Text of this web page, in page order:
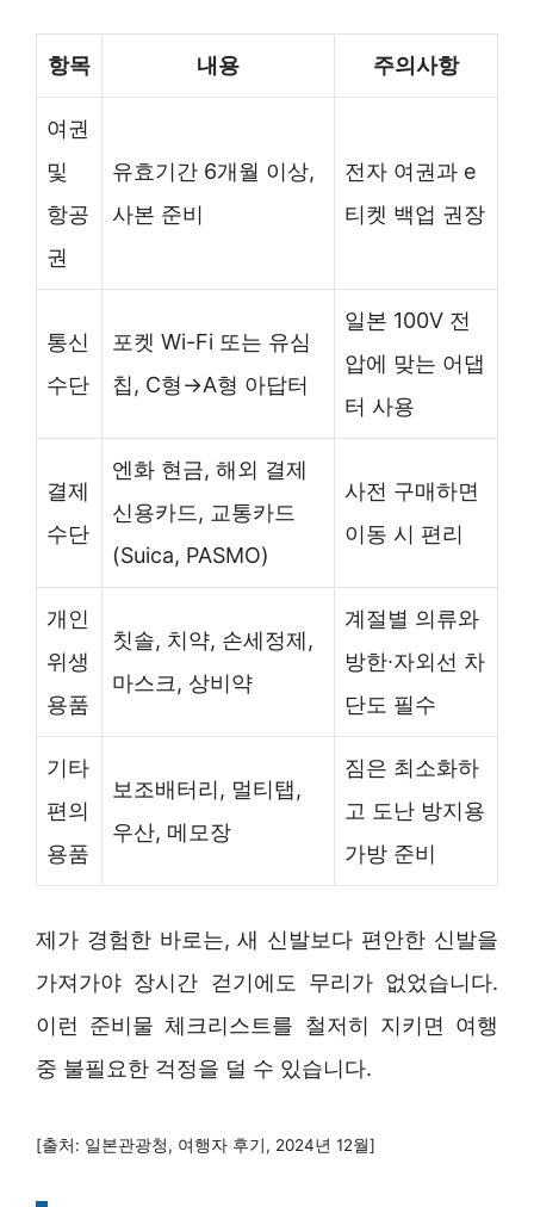
항목 내용 주의사항
여권
및
항공
권
유효기간 6개월 이상,
사본 준비
전자 여권과 e
티켓 백업 권장
통신
수단
포켓 Wi-Fi 또는 유심
칩, C형→A형 아답터
일본 100V 전
압에 맞는 어댑
터 사용
결제
수단
엔화 현금, 해외 결제
신용카드, 교통카드
(Suica, PASMO)
사전 구매하면
이동 시 편리
개인
위생
용품
칫솔, 치약, 손세정제,
마스크, 상비약
계절별 의류와
방한∙자외선 차
단도 필수
기타
편의
용품
보조배터리, 멀티탭,
우산, 메모장
짐은 최소화하
고 도난 방지용
가방 준비
제가 경험한 바로는, 새 신발보다 편안한 신발을
가져가야 장시간 걷기에도 무리가 없었습니다.
이런 준비물 체크리스트를 철저히 지키면 여행
중 불필요한 걱정을 덜 수 있습니다.
[출처: 일본관광청, 여행자 후기, 2024년 12월]